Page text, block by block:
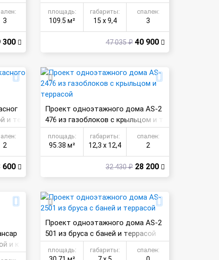
3
300
еррасой
площадь:
109.5 м²
габариты:
15 х 9,4
спален:
3
47 035 ₽ 40 900
и те
2
600
Проект одноэтажного дома AS-2
476 из газоблоков с крыльцом и т
еррасой
площадь:
95.38 м²
габариты:
12,3 х 12,4
спален:
2
32 430 ₽ 28 200
и к
Проект одноэтажного дома AS-2
501 из бруса с баней и террасой
площадь: габариты: спален: